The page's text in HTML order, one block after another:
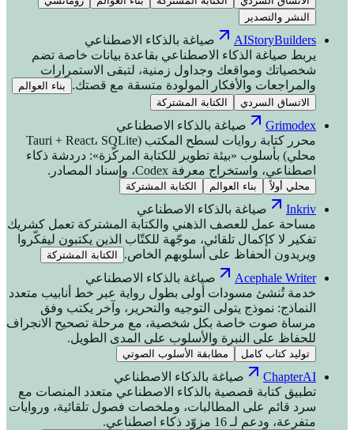
النشر والتصدير
AIStoryBuilders
صياغة بالذكاء الاصطناعي
يربط صياغة الذكاء الاصطناعي بقاعدة بيانات خاصة تضم
شخصياتك ومواقعك وجداول زمنية، لتبقى الاستمرارات
والمراجعات والأفكار المولودة متسقة مع قصتك.
بناء العوالم
الاتساق السردي
الكتابة المشتركة
Grimodex
صياغة بالذكاء الاصطناعي
محرر كتابة روايات لسطح المكتب (Tauri + React، SQLite
محلي) بأسلوب «بيئة تطوير للكتابة المركّزة»: دردشة ذكاء
اصطناعي، واستخراج معرفة Codex، وإسناد المصادر.
محلي أولاً بناء العوالم الكتابة المشتركة
Inkriv
صياغة بالذكاء الاصطناعي
مساحة عمل للعصف الذهني والكتابة المشتركة تعمل كشريك
تفكير لا كإكمال تلقائي، موجّهة للكتّاب الذين يكتبون ليفكّروا
ويريدون الحفاظ على أسلوبهم الخاص.
الكتابة المشتركة
Acephale Writer
صياغة بالذكاء الاصطناعي
خدمة تُنشئ مسودات أولى بطول رواية عبر خط أنابيب متعدد
النماذج: نموذج يتولى التوجيه والتحرير، وآخر يكتب وفق
مرساة صوت خاصة بكل شخصية، مع مرحلة تصحيح الانجراف
للحفاظ على النبرة والأسلوب على المدى الطويل.
توليد كتاب كامل مطابقة الأسلوب الصوتي
ChapterAI
صياغة بالذكاء الاصطناعي
تطبيق كتابة قصصية بالذكاء الاصطناعي متعدد المنصات مع
سرد قائم على المطالبات، وملخصات فصول تلقائية، وروايات
متفرعة، ودعم لـ 16 مزوّد ذكاء اصطناعي.